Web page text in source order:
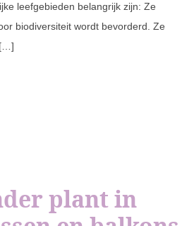
leefgebieden belangrijk zijn: Ze
biodiversiteit wordt bevorderd. Ze
[…]
plant in